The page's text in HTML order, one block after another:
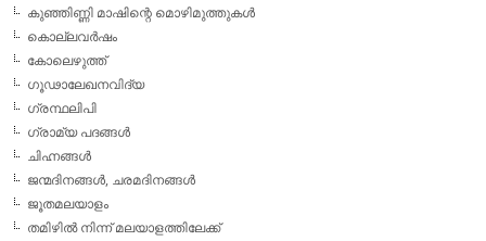
കുഞ്ഞിണ്ണി മാഷിന്റെ മൊഴിമുത്തുകള്‍
കൊല്ലവര്‍ഷം
കോലെഴുത്ത്
ഗൂഢാലേഖനവിദ്യ
ഗ്രന്ഥലിപി
ഗ്രാമ്യ പദങ്ങള്‍
ചിഹ്നങ്ങള്‍
ജന്മദിനങ്ങള്‍, ചരമദിനങ്ങള്‍
ജൂതമലയാളം
തമിഴില്‍ നിന്ന് മലയാളത്തിലേക്ക്